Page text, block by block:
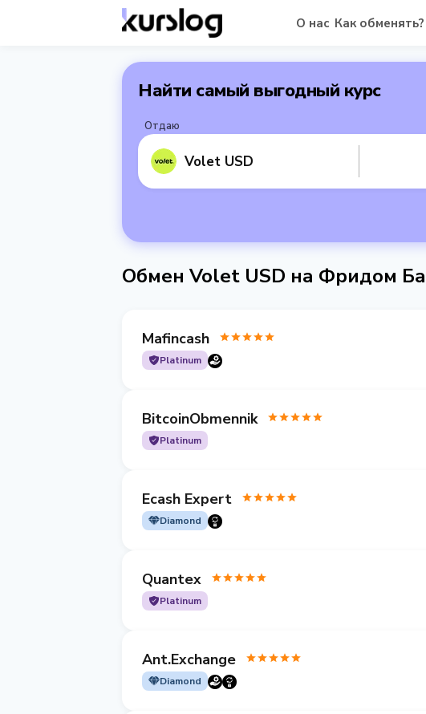
О нас Как обменять?
Найти самый выгодный курс
Отдаю
Volet USD
Обмен Volet USD на Фридом
Mafincash
Platinum
BitcoinObmennik
Platinum
Ecash Expert
Diamond
Quantex
Platinum
Ant.Exchange
Diamond